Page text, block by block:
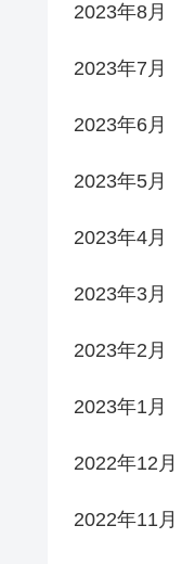
2023年8月
2023年7月
2023年6月
2023年5月
2023年4月
2023年3月
2023年2月
2023年1月
2022年12月
2022年11月